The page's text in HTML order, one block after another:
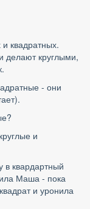
квадратных.
делают круглыми,
- они
и
в квардартный
Маша - пока
и уронила